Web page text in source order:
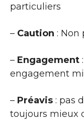
particuliers
– Caution : Non
– Engagement
engagement
– Préavis : pas
toujours mieux